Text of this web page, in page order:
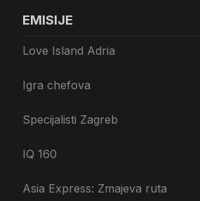
EMISIJE
Love Island Adria
Igra chefova
Specijalisti Zagreb
IQ 160
Asia Express: Zmajeva ruta